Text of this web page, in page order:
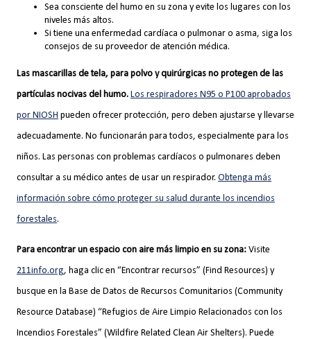
Sea consciente del humo en su zona y evite los lugares con los
niveles más altos.
Si tiene una enfermedad cardíaca o pulmonar o asma, siga los
consejos de su proveedor de atención médica.
Las mascarillas de tela, para polvo y quirúrgicas no protegen de las
partículas nocivas del humo. Los respiradores N95 o P100 aprobados
por NIOSH pueden ofrecer protección, pero deben ajustarse y llevarse
adecuadamente. No funcionarán para todos, especialmente para los
niños. Las personas con problemas cardíacos o pulmonares deben
consultar a su médico antes de usar un respirador. Obtenga más
información sobre cómo proteger su salud durante los incendios
forestales.
Para encontrar un espacio con aire más limpio en su zona: Visite
211info.org, haga clic en “Encontrar recursos” (Find Resources) y
busque en la Base de Datos de Recursos Comunitarios (Community
Resource Database) “Refugios de Aire Limpio Relacionados con los
Incendios Forestales” (Wildfire Related Clean Air Shelters). Puede